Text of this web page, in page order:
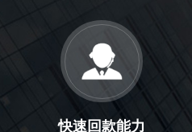
服务质量。
快速回款能力